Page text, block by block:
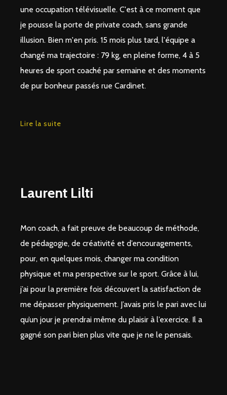
une occupation télévisuelle. C'est à ce moment que
je pousse la porte de private coach, sans grande
illusion. Bien m'en pris. 15 mois plus tard, l'équipe a
changé ma trajectoire : 79 kg, en pleine forme, 4 à 5
heures de sport coaché par semaine et des moments
de pur bonheur passés rue Cardinet.
Lire la suite
Laurent Lilti
Mon coach, a fait preuve de beaucoup de méthode,
de pédagogie, de créativité et d’encouragements,
pour, en quelques mois, changer ma condition
physique et ma perspective sur le sport. Grâce à lui,
j’ai pour la première fois découvert la satisfaction de
me dépasser physiquement. J’avais pris le pari avec lui
qu’un jour je prendrai même du plaisir à l’exercice. Il a
gagné son pari bien plus vite que je ne le pensais.